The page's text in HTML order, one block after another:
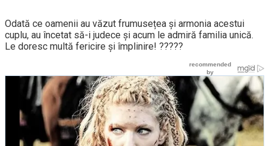
Odată ce oamenii au văzut frumusețea și armonia acestui
cuplu, au încetat să-i judece și acum le admiră familia unică.
Le doresc multă fericire și împlinire! ?‍?‍?‍??